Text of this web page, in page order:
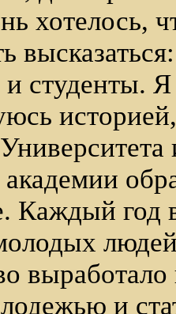
хотелось,
студенты.
Каждый год
и